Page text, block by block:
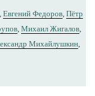
, Евгений Федоров, Пётр
, Михаил Жигалов,
Михайлушкин,